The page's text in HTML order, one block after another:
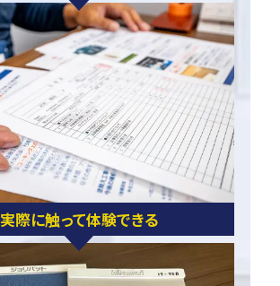
実際に触って体験できる